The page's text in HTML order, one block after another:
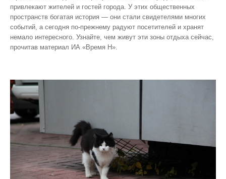
привлекают жителей и гостей города. У этих общественных
пространств богатая история — они стали свидетелями многих
событий, а сегодня по‑прежнему радуют посетителей и хранят
немало интересного. Узнайте, чем живут эти зоны отдыха сейчас,
прочитав материал ИА «Время Н».